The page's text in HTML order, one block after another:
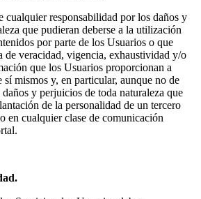
cualquier responsabilidad por los daños y
que pudieran deberse a la utilización
por parte de los Usuarios o que
de veracidad, vigencia, exhaustividad y/o
que los Usuarios proporcionan a
sí mismos y, en particular, aunque no de
y perjuicios de toda naturaleza que
de la personalidad de un tercero
en cualquier clase de comunicación